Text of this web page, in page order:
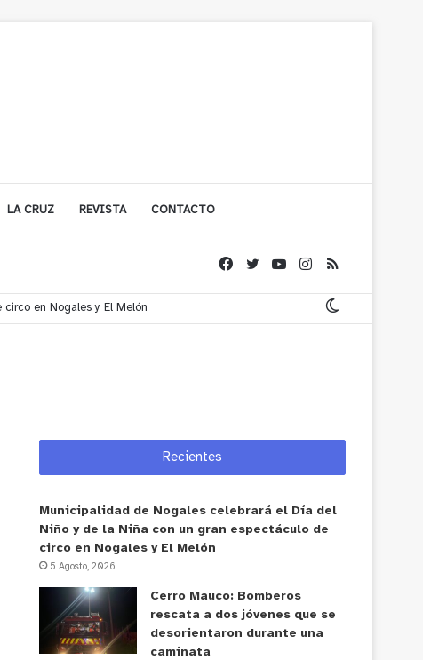
LA CRUZ REVISTA CONTACTO
Recientes
Municipalidad de Nogales celebrará el Día del
Niño y de la Niña con un gran espectáculo de
circo en Nogales y El Melón
5 Agosto, 2026
Cerro Mauco: Bomberos
rescata a dos jóvenes que se
desorientaron durante una
caminata